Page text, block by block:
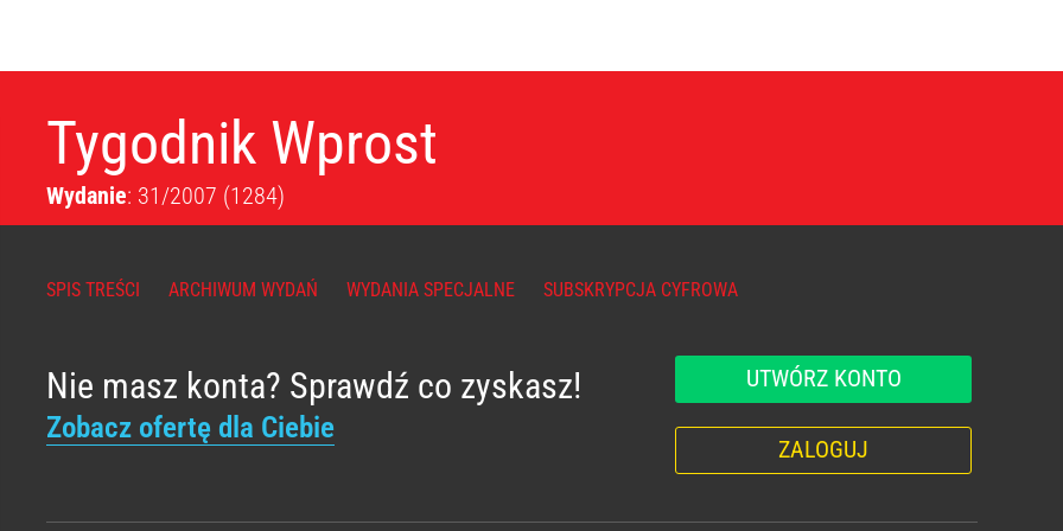
Tygodnik Wprost
Wydanie: 31/2007 (1284)
SPIS TREŚCI ARCHIWUM WYDAŃ WYDANIA SPECJALNE SUBSKRYPCJA CYFROWA
Nie masz konta? Sprawdź co zyskasz!
Zobacz ofertę dla Ciebie
UTWÓRZ KONTO
ZALOGUJ